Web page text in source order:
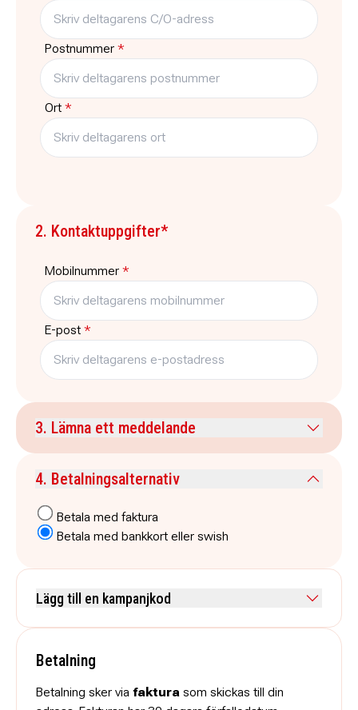
Postnummer *
Ort *
2. Kontaktuppgifter*
Mobilnummer *
E-post *
3. Lämna ett meddelande
4. Betalningsalternativ
Betala med faktura
Betala med bankkort eller swish
Lägg till en kampanjkod
Betalning
Betalning sker via faktura som skickas till din